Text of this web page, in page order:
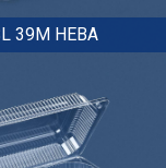
39M НЕВА